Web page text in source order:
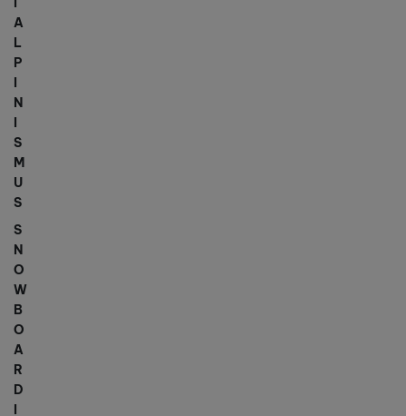
A
L
P
I
N
I
S
M
U
S
S
N
O
W
B
O
A
R
D